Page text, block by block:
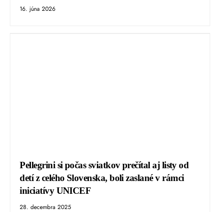
16. júna 2026
Pellegrini si počas sviatkov prečítal aj listy od
detí z celého Slovenska, boli zaslané v rámci
iniciatívy UNICEF
28. decembra 2025